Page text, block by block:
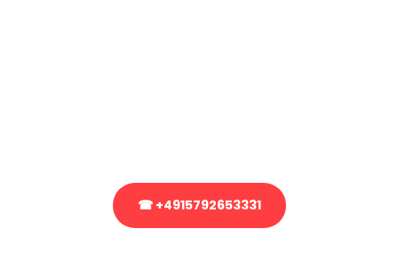
☎ +4915792653331